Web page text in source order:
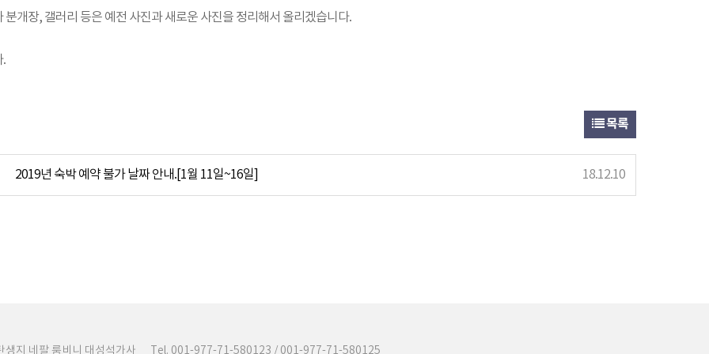
분개장, 갤러리 등은 예전 사진과 새로운 사진을 정리해서 올리겠습니다.
.
목록
2019년 숙박 예약 불가 날짜 안내.[1월 11일~16일] 18.12.10
생지 네팔 룸비니 대성석가사 Tel. 001-977-71-580123 / 001-977-71-580125